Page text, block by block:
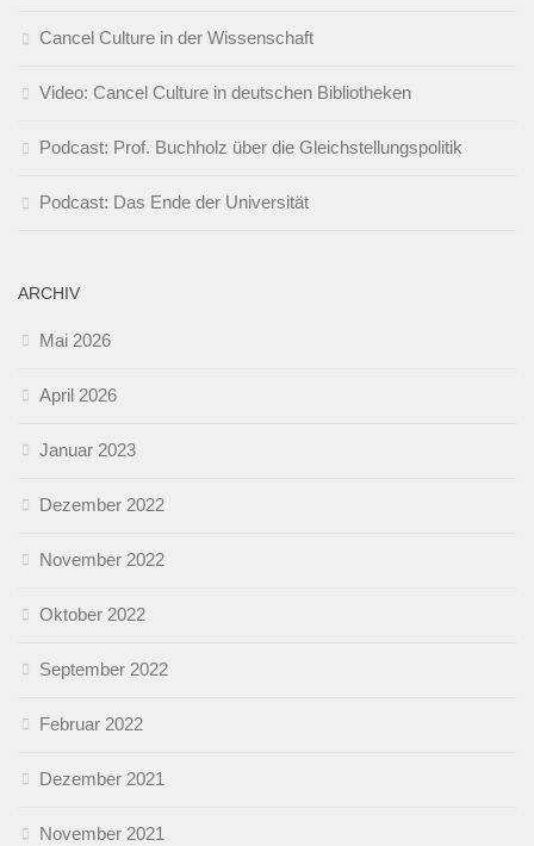
Cancel Culture in der Wissenschaft
Video: Cancel Culture in deutschen Bibliotheken
Podcast: Prof. Buchholz über die Gleichstellungspolitik
Podcast: Das Ende der Universität
ARCHIV
Mai 2026
April 2026
Januar 2023
Dezember 2022
November 2022
Oktober 2022
September 2022
Februar 2022
Dezember 2021
November 2021